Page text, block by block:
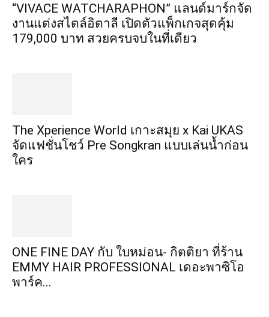
“VIVACE WATCHARAPHON” แลนด์มาร์กจัด
งานแต่งสไตล์อิตาลี เปิดตัวแพ็กเกจสุดคุ้ม
179,000 บาท สวยครบจบในที่เดียว
​The Xperience World เกาะสมุย x Kai UKAS
จัดแฟชั่นโชว์ Pre Songkran แบบเล่นน้ำก่อน
ใคร
ONE FINE DAY กับ ใบหม่อน- กิตติยา ที่ร้าน
EMMY HAIR PROFESSIONAL เดอะพาซิโอ
พาร์ค...